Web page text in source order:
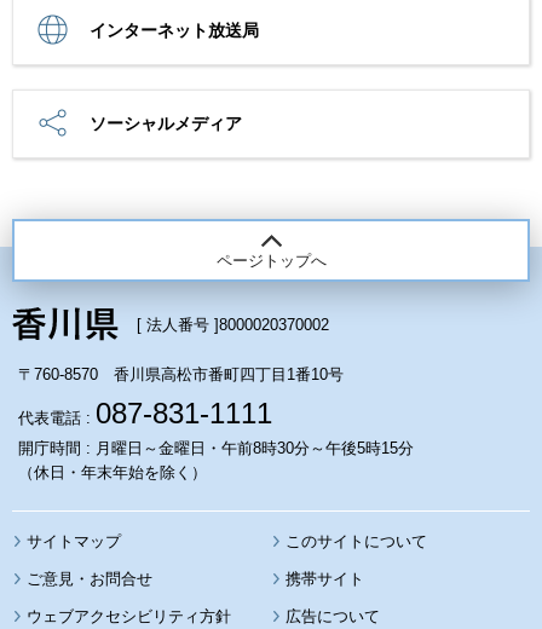
インターネット放送局
ソーシャルメディア
ページトップへ
[ 法人番号 ]8000020370002
〒760-8570 香川県高松市番町四丁目1番10号
代表電話 : 087-831-1111
開庁時間 : 月曜日～金曜日・午前8時30分～午後5時15分
（休日・年末年始を除く）
サイトマップ このサイトについて
携帯サイト
ウェブアクセシビリティ方針 広告について